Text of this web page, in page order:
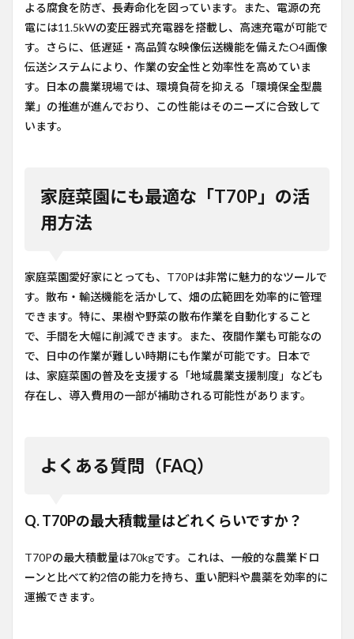
よる腐食を防ぎ、長寿命化を図っています。また、電源の充
電には11.5kWの変圧器式充電器を搭載し、高速充電が可能で
す。さらに、低遅延・高品質な映像伝送機能を備えたO4画像
伝送システムにより、作業の安全性と効率性を高めていま
す。日本の農業現場では、環境負荷を抑える「環境保全型農
業」の推進が進んでおり、この性能はそのニーズに合致して
います。
家庭菜園にも最適な「T70P」の活
用方法
家庭菜園愛好家にとっても、T70Pは非常に魅力的なツールで
す。散布・輸送機能を活かして、畑の広範囲を効率的に管理
できます。特に、果樹や野菜の散布作業を自動化すること
で、手間を大幅に削減できます。また、夜間作業も可能なの
で、日中の作業が難しい時期にも作業が可能です。日本で
は、家庭菜園の普及を支援する「地域農業支援制度」なども
存在し、導入費用の一部が補助される可能性があります。
よくある質問（FAQ）
Q. T70Pの最大積載量はどれくらいですか？
T70Pの最大積載量は70kgです。これは、一般的な農業ドロ
ーンと比べて約2倍の能力を持ち、重い肥料や農薬を効率的に
運搬できます。